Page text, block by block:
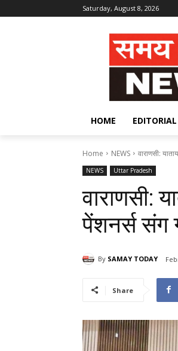
Saturday, August 8, 2026
HOME
Home NEWS वाराणसी:
NEWS Uttar Pradesh
वाराणसी:
पेंशनर्स संग
By SAMAY TODAY
Share